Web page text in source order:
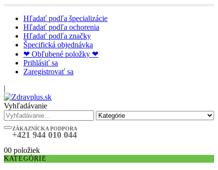
Hľadať podľa špecializácie
Hľadať podľa ochorenia
Hľadať podľa značky
Špecifická objednávka
❤ Obľubené položky ❤
Prihlásiť sa
Zaregistrovať sa
|
Vyhľadávanie
ZÁKAZNÍCKA PODPORA
+421 944 010 044
00 položiek
KATEGÓRIE